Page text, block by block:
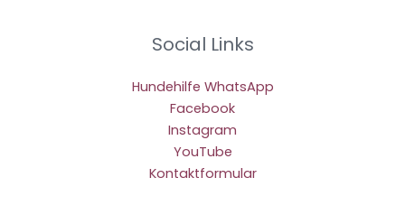
Social Links
Hundehilfe WhatsApp
Facebook
Instagram
YouTube
Kontaktformular